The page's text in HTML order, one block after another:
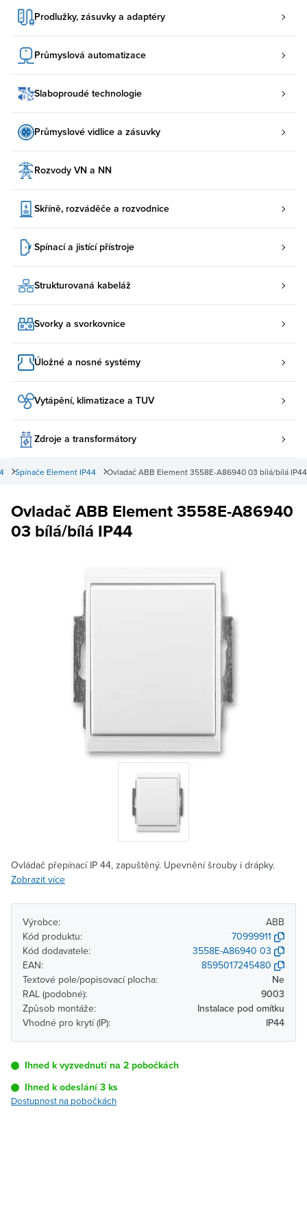
Prodlužky, zásuvky a adaptéry
Průmyslová automatizace
Slaboproudé technologie
Průmyslové vidlice a zásuvky
Rozvody VN a NN
Skříně, rozváděče a rozvodnice
Spínací a jistící přístroje
Strukturovaná kabeláž
Svorky a svorkovnice
Úložné a nosné systémy
Vytápění, klimatizace a TUV
Zdroje a transformátory
Ovladač ABB Element 3558E-A86940 03 bílá/bílá IP44
Spínače Element IP44
Ovladač ABB Element 3558E-A86940
03 bílá/bílá IP44
Ovládač přepínací IP 44, zapuštěný. Upevnění šrouby i drápky.
Zobrazit více
Výrobce:
ABB
Kód produktu:
70999911
Kód dodavatele:
3558E-A86940 03
EAN:
8595017245480
Textové pole/popisovací plocha:
Ne
RAL (podobné):
9003
Způsob montáže:
Instalace pod omítku
Vhodné pro krytí (IP):
IP44
Ihned k vyzvednutí na 2 pobočkách
Ihned k odeslání 3 ks
Dostupnost na pobočkách